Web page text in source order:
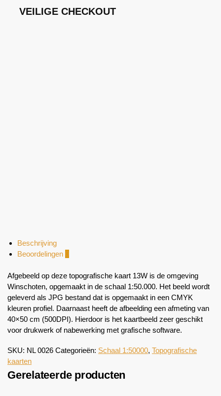
VEILIGE CHECKOUT
Beschrijving
Beoordelingen 0
Afgebeeld op deze topografische kaart 13W is de omgeving
Winschoten, opgemaakt in de schaal 1:50.000. Het beeld wordt
geleverd als JPG bestand dat is opgemaakt in een CMYK
kleuren profiel. Daarnaast heeft de afbeelding een afmeting van
40×50 cm (500DPI). Hierdoor is het kaartbeeld zeer geschikt
voor drukwerk of nabewerking met grafische software.
SKU: NL 0026 Categorieën: Schaal 1:50000, Topografische
kaarten
Gerelateerde producten